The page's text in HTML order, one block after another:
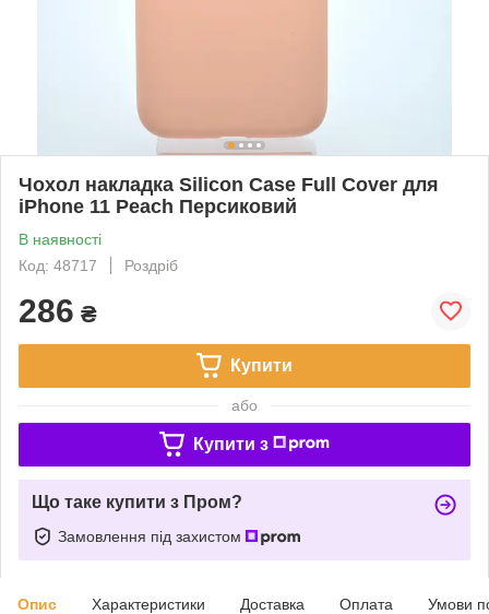
Чохол накладка Silicon Case Full Cover для
iPhone 11 Peach Персиковий
В наявності
Код: 48717
Роздріб
286 ₴
Купити
або
Купити з
Що таке купити з Пром?
Замовлення під захистом
Опис Характеристики Доставка Оплата Умови